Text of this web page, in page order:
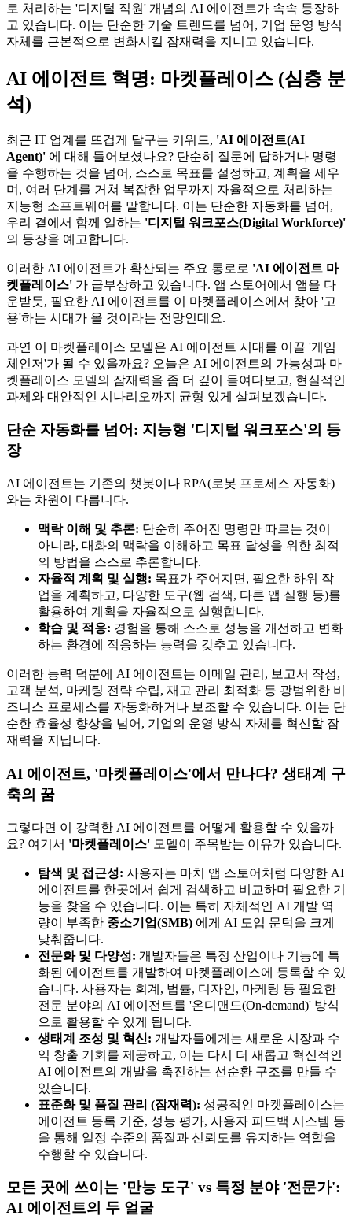
로 처리하는 '디지털 직원' 개념의 AI 에이전트가 속속 등장하
고 있습니다. 이는 단순한 기술 트렌드를 넘어, 기업 운영 방식
자체를 근본적으로 변화시킬 잠재력을 지니고 있습니다.
AI 에이전트 혁명: 마켓플레이스 (심층 분
석)
최근 IT 업계를 뜨겁게 달구는 키워드, 'AI 에이전트(AI
Agent)' 에 대해 들어보셨나요? 단순히 질문에 답하거나 명령
을 수행하는 것을 넘어, 스스로 목표를 설정하고, 계획을 세우
며, 여러 단계를 거쳐 복잡한 업무까지 자율적으로 처리하는
지능형 소프트웨어를 말합니다. 이는 단순한 자동화를 넘어,
우리 곁에서 함께 일하는 '디지털 워크포스(Digital Workforce)'
의 등장을 예고합니다.
이러한 AI 에이전트가 확산되는 주요 통로로 'AI 에이전트 마
켓플레이스' 가 급부상하고 있습니다. 앱 스토어에서 앱을 다
운받듯, 필요한 AI 에이전트를 이 마켓플레이스에서 찾아 '고
용'하는 시대가 올 것이라는 전망인데요.
과연 이 마켓플레이스 모델은 AI 에이전트 시대를 이끌 '게임
체인저'가 될 수 있을까요? 오늘은 AI 에이전트의 가능성과 마
켓플레이스 모델의 잠재력을 좀 더 깊이 들여다보고, 현실적인
과제와 대안적인 시나리오까지 균형 있게 살펴보겠습니다.
단순 자동화를 넘어: 지능형 '디지털 워크포스'의 등
장
AI 에이전트는 기존의 챗봇이나 RPA(로봇 프로세스 자동화)
와는 차원이 다릅니다.
맥락 이해 및 추론: 단순히 주어진 명령만 따르는 것이
아니라, 대화의 맥락을 이해하고 목표 달성을 위한 최적
의 방법을 스스로 추론합니다.
자율적 계획 및 실행: 목표가 주어지면, 필요한 하위 작
업을 계획하고, 다양한 도구(웹 검색, 다른 앱 실행 등)를
활용하여 계획을 자율적으로 실행합니다.
학습 및 적응: 경험을 통해 스스로 성능을 개선하고 변화
하는 환경에 적응하는 능력을 갖추고 있습니다.
이러한 능력 덕분에 AI 에이전트는 이메일 관리, 보고서 작성,
고객 분석, 마케팅 전략 수립, 재고 관리 최적화 등 광범위한 비
즈니스 프로세스를 자동화하거나 보조할 수 있습니다. 이는 단
순한 효율성 향상을 넘어, 기업의 운영 방식 자체를 혁신할 잠
재력을 지닙니다.
AI 에이전트, '마켓플레이스'에서 만나다? 생태계 구
축의 꿈
그렇다면 이 강력한 AI 에이전트를 어떻게 활용할 수 있을까
요? 여기서 '마켓플레이스' 모델이 주목받는 이유가 있습니다.
탐색 및 접근성: 사용자는 마치 앱 스토어처럼 다양한 AI
에이전트를 한곳에서 쉽게 검색하고 비교하며 필요한 기
능을 찾을 수 있습니다. 이는 특히 자체적인 AI 개발 역
량이 부족한 중소기업(SMB) 에게 AI 도입 문턱을 크게
낮춰줍니다.
전문화 및 다양성: 개발자들은 특정 산업이나 기능에 특
화된 에이전트를 개발하여 마켓플레이스에 등록할 수 있
습니다. 사용자는 회계, 법률, 디자인, 마케팅 등 필요한
전문 분야의 AI 에이전트를 '온디맨드(On-demand)' 방식
으로 활용할 수 있게 됩니다.
생태계 조성 및 혁신: 개발자들에게는 새로운 시장과 수
익 창출 기회를 제공하고, 이는 다시 더 새롭고 혁신적인
AI 에이전트의 개발을 촉진하는 선순환 구조를 만들 수
있습니다.
표준화 및 품질 관리 (잠재력): 성공적인 마켓플레이스는
에이전트 등록 기준, 성능 평가, 사용자 피드백 시스템 등
을 통해 일정 수준의 품질과 신뢰도를 유지하는 역할을
수행할 수 있습니다.
모든 곳에 쓰이는 '만능 도구' vs 특정 분야 '전문가':
AI 에이전트의 두 얼굴